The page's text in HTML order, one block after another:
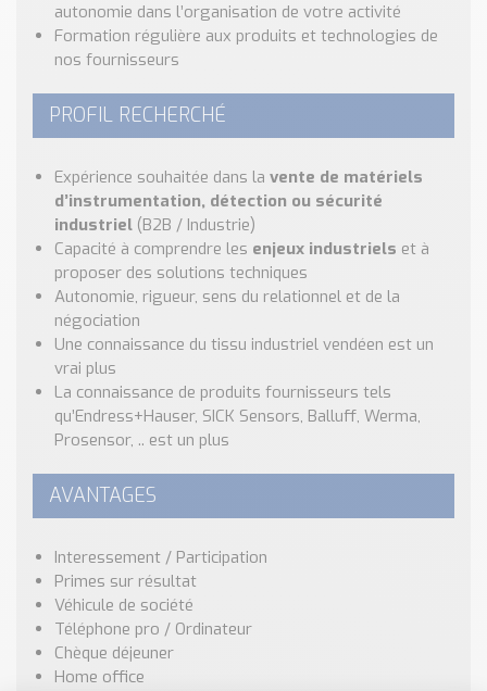
autonomie dans l’organisation de votre activité
Formation régulière aux produits et technologies de
nos fournisseurs
PROFIL RECHERCHÉ
Expérience souhaitée dans la vente de matériels
d’instrumentation, détection ou sécurité
industriel (B2B / Industrie)
Capacité à comprendre les enjeux industriels et à
proposer des solutions techniques
Autonomie, rigueur, sens du relationnel et de la
négociation
Une connaissance du tissu industriel vendéen est un
vrai plus
La connaissance de produits fournisseurs tels
qu’Endress+Hauser, SICK Sensors, Balluff, Werma,
Prosensor, .. est un plus
AVANTAGES
Interessement / Participation
Primes sur résultat
Véhicule de société
Téléphone pro / Ordinateur
Chèque déjeuner
Home office